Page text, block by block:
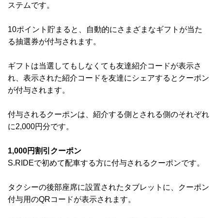
ステムです。
10ポイント貯まると、自動的にさまざまなギフトが当た
る抽選券が付与されます。
ギフトは当選してもしなくても友達紹介コードが表示さ
れ、表示された紹介コードを友達にシェアするとクーポン
が付与されます。
付与されるクーポンは、紹介する側とされる側のそれぞれ
に2,000円分です。
1,000円割引クーポン
S.RIDEで初めて配車する方に付与されるクーポンです。
タクシーの後部座席に設置されたタブレットに、クーポン
付与用のQRコードが表示されます。